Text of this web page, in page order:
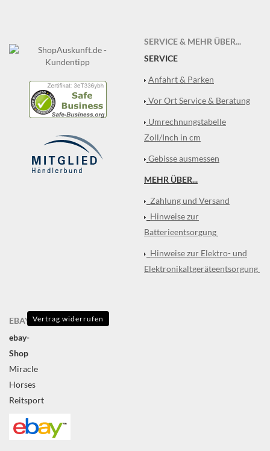
SERVICE & MEHR ÜBER...
SERVICE
Anfahrt & Parken
Vor Ort Service & Beratung
Umrechnungstabelle
Zoll/Inch in cm
Gebisse ausmessen
MEHR ÜBER...
Zahlung und Versand
Hinweise zur
Batterieentsorgung
Hinweise zur Elektro- und
Elektronikaltgeräteentsorgung
EBAY
ebay-
Shop
Miracle
Horses
Reitsport
Vertrag widerrufen